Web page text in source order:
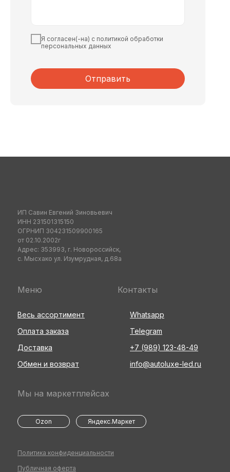
Я согласен(-на) с политикой обработки
персональных данных
Отправить
ИП Савин Евгений Зиновьевич
ИНН 231501315150
ОГРНИП 304231509900165
от 02.10.2002г
Адрес: 353993, г. Новороссийск,
с. Мысхако ул. Изумрудная, д.68а
Политика конфиденциальности
Публичная оферта
Обмен и возврат
Доставка
Оплата заказа
info@autoluxe-led.ru
Меню
Мы на маркетплейсах
Контакты
+7 (989) 123-48-49
Telegram
Весь ассортимент Whatsapp
Ozon Яндекс.Маркет